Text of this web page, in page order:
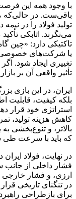
با وجود همه این
تولید فولاد را در
می‌نگرند. اتابکی
تاکتیکی دارد: «چین
یا شرکت‌های خصوصی
تغییری ایجاد شود.
تأثیر واقعی آن بر
ایران، در این بازی
بلکه کیفیت، قابلیت
استراتژی خود قرار
کاهش هزینه تولید،
بالاتر، و تنوع‌بخشی
که باید با سرعت طی
در نهایت، فولاد
فشار داخلی از جانب
ارزی، و فشار خارجی
در تنگنای تاریخی
برای بازطراحی